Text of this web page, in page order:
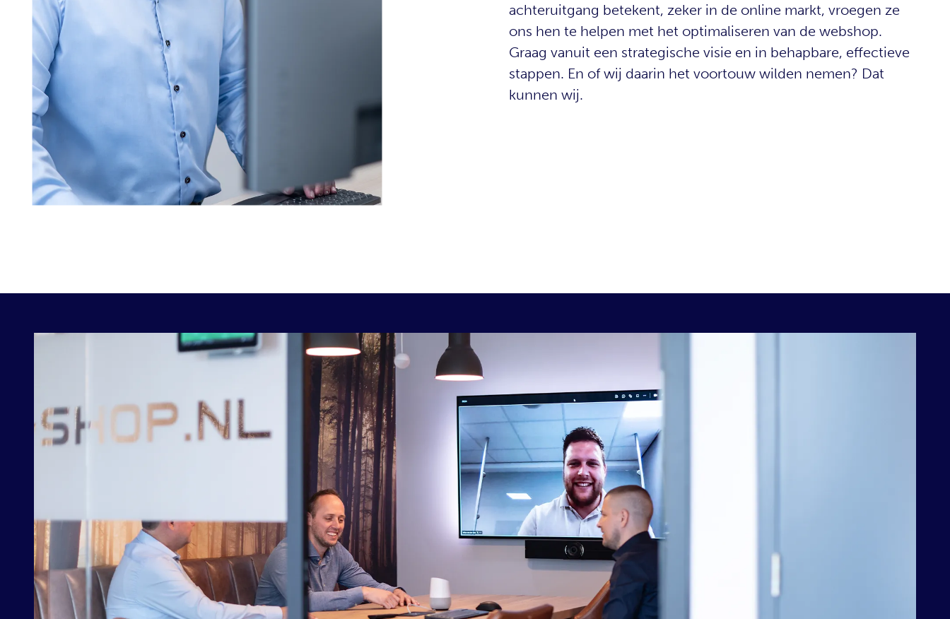
achteruitgang betekent, zeker in de online markt, vroegen ze
ons hen te helpen met het optimaliseren van de webshop.
Graag vanuit een strategische visie en in behapbare, effectieve
stappen. En of wij daarin het voortouw wilden nemen? Dat
kunnen wij.